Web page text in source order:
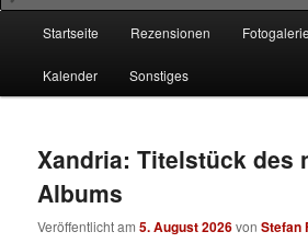
Startseite Rezensionen
Kalender Sonstiges
Xandria: Titelstück des
Albums
Veröffentlicht am5. August 2026vonStefan